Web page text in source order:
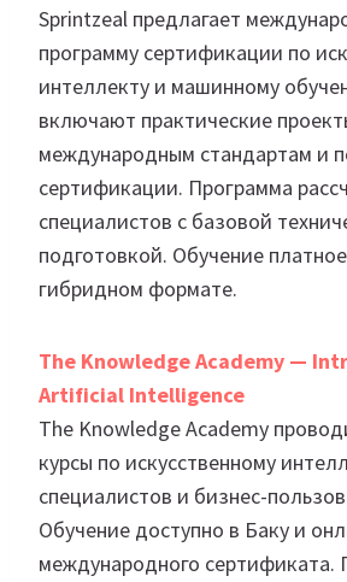
Sprintzeal предлагает
программу сертификации по
интеллекту и машинному
включают практические
международным стандартам и
сертификации. Программа
специалистов с базовой
подготовкой. Обучение
гибридном формате.
The Knowledge Academy —
Artificial Intelligence
The Knowledge Academy
курсы по искусственному
специалистов и бизнес-
Обучение доступно в Баку и
международного сертификата.